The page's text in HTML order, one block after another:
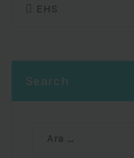
EHS
Search